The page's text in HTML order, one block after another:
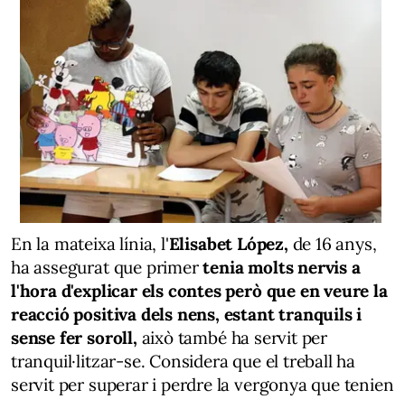
En la mateixa línia, l'Elisabet López, de 16 anys,
ha assegurat que primertenia molts nervis a
l'hora d'explicar els contes però que en veure la
reacció positiva dels nens, estant tranquils i
sense fer soroll, això també ha servit per
tranquil·litzar-se. Considera que el treball ha
servit per superar i perdre la vergonya que tenien